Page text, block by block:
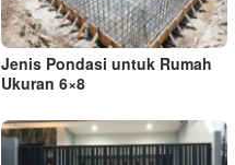
Jenis Pondasi untuk Rumah
Ukuran 6×8